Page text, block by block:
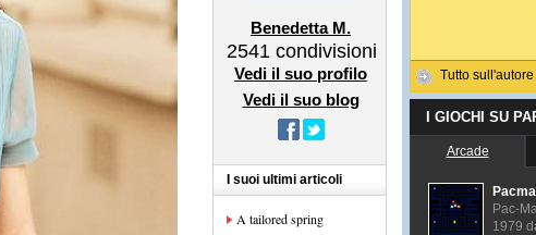
Benedetta M.
2541 condivisioni
Vedi il suo profilo
Vedi il suo blog
I suoi ultimi articoli
A tailored spring
Tutto sull'autore
I GIOCHI SU
Arcade
Pac-
1979